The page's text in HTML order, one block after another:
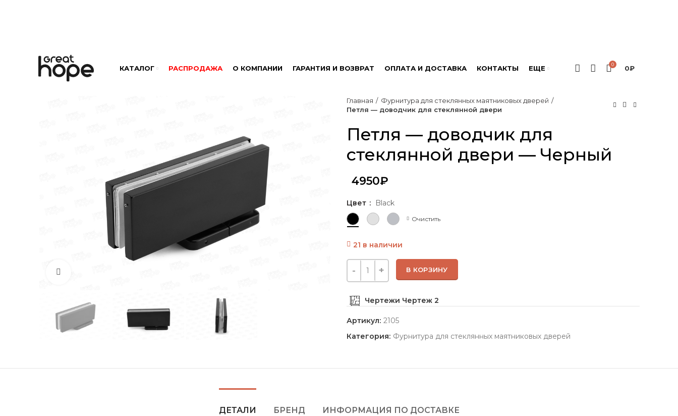
КАТАЛОГ РАСПРОДАЖА О КОМПАНИИ ГАРАНТИЯ И ВОЗВРАТ ОПЛАТА И ДОСТАВКА КОНТАКТЫ ЕЩЕ 0 0₽
Главная
Фурнитура для стеклянных маятниковых дверей
Петля — доводчик для стеклянной двери
Петля — доводчик для
стеклянной двери — Черный
4950₽
Цвет Black
Очистить
21 в наличии
В КОРЗИНУ
Чертежи Чертеж 2
Артикул: 2105
Категория: Фурнитура для стеклянных маятниковых дверей
ДЕТАЛИ БРЕНД ИНФОРМАЦИЯ ПО ДОСТАВКЕ